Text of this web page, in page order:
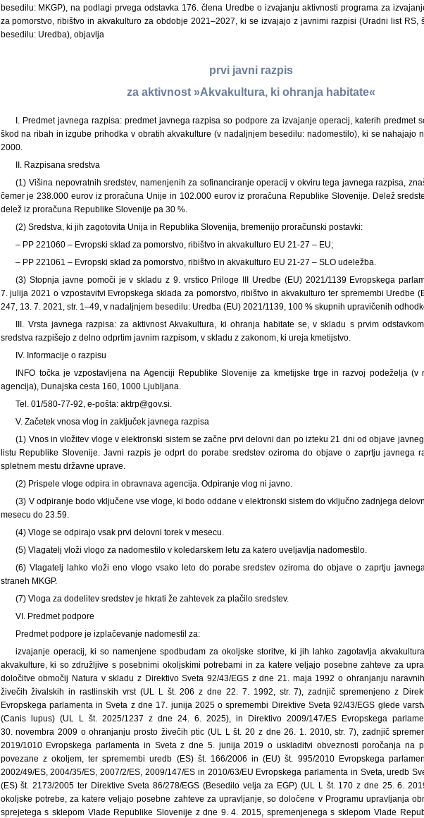
besedilu: MKGP), na podlagi prvega odstavka 176. člena Uredbe o izvajanju aktivnosti programa za
za pomorstvo, ribištvo in akvakulturo za obdobje 2021–2027, ki se izvajajo z javnimi razpisi (Uradni list RS,
besedilu: Uredba), objavlja
prvi javni razpis
za aktivnost »Akvakultura, ki ohranja habitate«
I. Predmet javnega razpisa: predmet javnega razpisa so podpore za izvajanje operacij, katerih predmet
škod na ribah in izgube prihodka v obratih akvakulture (v nadaljnjem besedilu: nadomestilo), ki se nahajajo
2000.
II. Razpisana sredstva
(1) Višina nepovratnih sredstev, namenjenih za sofinanciranje operacij v okviru tega javnega razpisa,
čemer je 238.000 eurov iz proračuna Unije in 102.000 eurov iz proračuna Republike Slovenije. Delež
delež iz proračuna Republike Slovenije pa 30 %.
(2) Sredstva, ki jih zagotovita Unija in Republika Slovenija, bremenijo proračunski postavki:
– PP 221060 – Evropski sklad za pomorstvo, ribištvo in akvakulturo EU 21-27 – EU;
– PP 221061 – Evropski sklad za pomorstvo, ribištvo in akvakulturo EU 21-27 – SLO udeležba.
(3) Stopnja javne pomoči je v skladu z 9. vrstico Priloge III Uredbe (EU) 2021/1139 Evropskega
7. julija 2021 o vzpostavitvi Evropskega sklada za pomorstvo, ribištvo in akvakulturo ter spremembi Uredbe
247, 13. 7. 2021, str. 1–49, v nadaljnjem besedilu: Uredba (EU) 2021/1139, 100 % skupnih upravičenih
III. Vrsta javnega razpisa: za aktivnost Akvakultura, ki ohranja habitate se, v skladu s prvim
sredstva razpišejo z delno odprtim javnim razpisom, v skladu z zakonom, ki ureja kmetijstvo.
IV. Informacije o razpisu
INFO točka je vzpostavljena na Agenciji Republike Slovenije za kmetijske trge in razvoj podeželja (v
agencija), Dunajska cesta 160, 1000 Ljubljana.
Tel. 01/580-77-92, e-pošta: aktrp@gov.si.
V. Začetek vnosa vlog in zaključek javnega razpisa
(1) Vnos in vložitev vloge v elektronski sistem se začne prvi delovni dan po izteku 21 dni od objave
listu Republike Slovenije. Javni razpis je odprt do porabe sredstev oziroma do objave o zaprtju javnega
spletnem mestu državne uprave.
(2) Prispele vloge odpira in obravnava agencija. Odpiranje vlog ni javno.
(3) V odpiranje bodo vključene vse vloge, ki bodo oddane v elektronski sistem do vključno zadnjega
mesecu do 23.59.
(4) Vloge se odpirajo vsak prvi delovni torek v mesecu.
(5) Vlagatelj vloži vlogo za nadomestilo v koledarskem letu za katero uveljavlja nadomestilo.
(6) Vlagatelj lahko vloži eno vlogo vsako leto do porabe sredstev oziroma do objave o zaprtju
straneh MKGP.
(7) Vloga za dodelitev sredstev je hkrati že zahtevek za plačilo sredstev.
VI. Predmet podpore
Predmet podpore je izplačevanje nadomestil za:
izvajanje operacij, ki so namenjene spodbudam za okoljske storitve, ki jih lahko zagotavlja
akvakulture, ki so združljive s posebnimi okoljskimi potrebami in za katere veljajo posebne zahteve za
določitve območij Natura v skladu z Direktivo Sveta 92/43/EGS z dne 21. maja 1992 o ohranjanju
živečih živalskih in rastlinskih vrst (UL L št. 206 z dne 22. 7. 1992, str. 7), zadnjič spremenjeno z
Evropskega parlamenta in Sveta z dne 17. junija 2025 o spremembi Direktive Sveta 92/43/EGS glede
(Canis lupus) (UL L št. 2025/1237 z dne 24. 6. 2025), in Direktivo 2009/147/ES Evropskega
30. novembra 2009 o ohranjanju prosto živečih ptic (UL L št. 20 z dne 26. 1. 2010, str. 7), zadnjič
2019/1010 Evropskega parlamenta in Sveta z dne 5. junija 2019 o uskladitvi obveznosti poročanja na
povezane z okoljem, ter spremembi uredb (ES) št. 166/2006 in (EU) št. 995/2010 Evropskega
2002/49/ES, 2004/35/ES, 2007/2/ES, 2009/147/ES in 2010/63/EU Evropskega parlamenta in Sveta, uredb
(ES) št. 2173/2005 ter Direktive Sveta 86/278/EGS (Besedilo velja za EGP) (UL L št. 170 z dne 25. 6.
okoljske potrebe, za katere veljajo posebne zahteve za upravljanje, so določene v Programu upravljanja
sprejetega s sklepom Vlade Republike Slovenije z dne 9. 4. 2015, spremenjenega s sklepom Vlade